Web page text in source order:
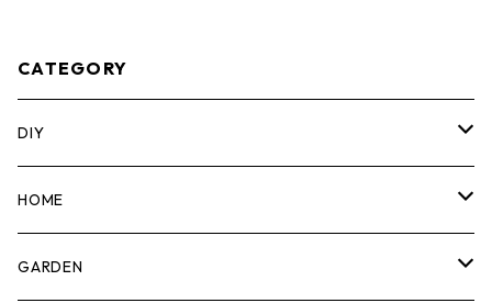
CATEGORY
DIY
マーカー
計測機器
HOME
5ガロンバケツ
GARDEN